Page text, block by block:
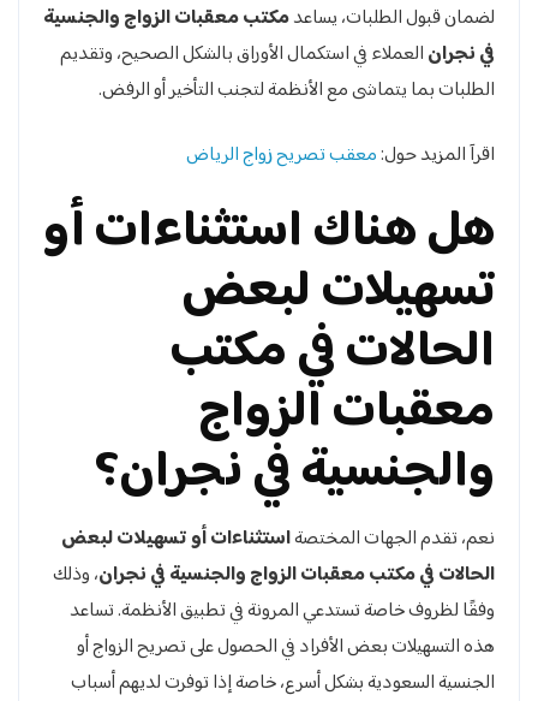
لضمان قبول الطلبات، يساعدمكتب معقبات الزواج والجنسية
في نجرانالعملاء في استكمال الأوراق بالشكل الصحيح، وتقديم
الطلبات بما يتماشى مع الأنظمة لتجنب التأخير أو الرفض.
اقرآ المزيد حول:معقب تصريح زواج الرياض
هل هناك استثناءات أو
تسهيلات لبعض
الحالات في مكتب
معقبات الزواج
والجنسية في نجران؟
نعم، تقدم الجهات المختصةاستثناءات أو تسهيلات لبعض
الحالات في مكتب معقبات الزواج والجنسية في نجران، وذلك
وفقًا لظروف خاصة تستدعي المرونة في تطبيق الأنظمة. تساعد
هذه التسهيلات بعض الأفراد في الحصول على تصريح الزواج أو
الجنسية السعودية بشكل أسرع، خاصة إذا توفرت لديهم أسباب